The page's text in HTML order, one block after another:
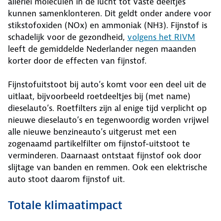
kunnen samenklonteren. Dit geldt onder andere voor
stikstofoxiden (NOx) en ammoniak (NH3). Fijnstof is
schadelijk voor de gezondheid, volgens het RIVM
leeft de gemiddelde Nederlander negen maanden
korter door de effecten van fijnstof.
Fijnstofuitstoot bij auto’s komt voor een deel uit de
uitlaat, bijvoorbeeld roetdeeltjes bij (met name)
dieselauto’s. Roetfilters zijn al enige tijd verplicht op
nieuwe dieselauto’s en tegenwoordig worden vrijwel
alle nieuwe benzineauto’s uitgerust met een
zogenaamd partikelfilter om fijnstof-uitstoot te
verminderen. Daarnaast ontstaat fijnstof ook door
slijtage van banden en remmen. Ook een elektrische
auto stoot daarom fijnstof uit.
Totale klimaatimpact